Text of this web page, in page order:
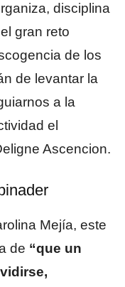
disciplina
gran reto
de los
de levantar la
a la
el
Ascencion.
Mejía, este
de “que un